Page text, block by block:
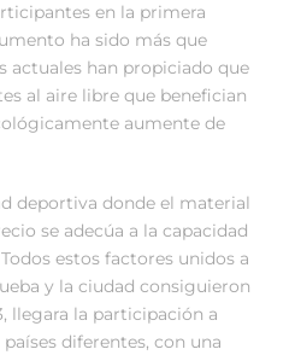
en la primera
ha sido más que
actuales han propiciado que
al aire libre que benefician
aumente de
deportiva donde el material
se adecúa a la capacidad
estos factores unidos a
y la ciudad consiguieron
llegara la participación a
diferentes, con una